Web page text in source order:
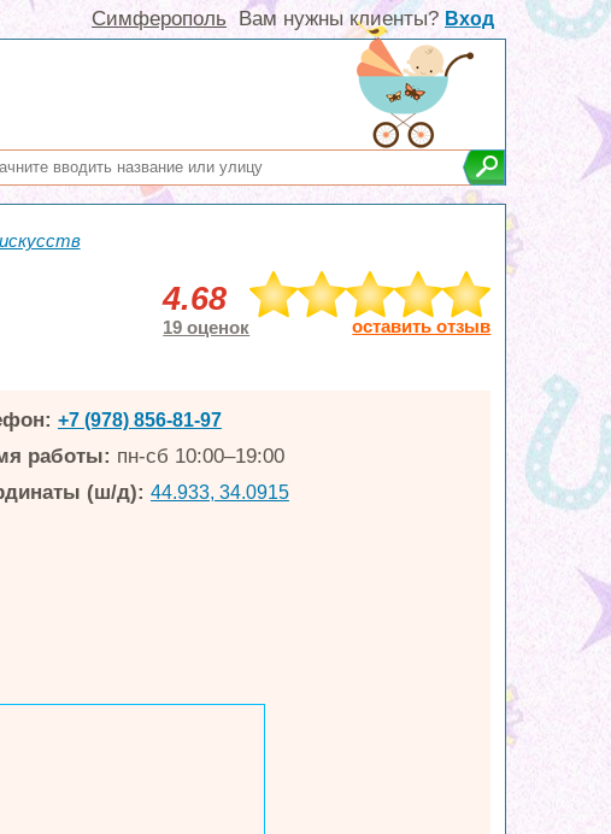
Вам нужны клиенты? Вход
Симферополь
4.68
19 оценок оставить отзыв
+7 (978) 856-81-97
работы: пн-сб 10:00–19:00
(ш/д): 44.933, 34.0915